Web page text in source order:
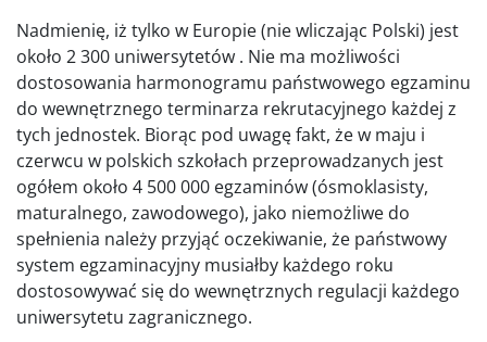
Nadmienię, iż tylko w Europie (nie wliczając Polski) jest
około 2 300 uniwersytetów . Nie ma możliwości
dostosowania harmonogramu państwowego egzaminu
do wewnętrznego terminarza rekrutacyjnego każdej z
tych jednostek. Biorąc pod uwagę fakt, że w maju i
czerwcu w polskich szkołach przeprowadzanych jest
ogółem około 4 500 000 egzaminów (ósmoklasisty,
maturalnego, zawodowego), jako niemożliwe do
spełnienia należy przyjąć oczekiwanie, że państwowy
system egzaminacyjny musiałby każdego roku
dostosowywać się do wewnętrznych regulacji każdego
uniwersytetu zagranicznego.